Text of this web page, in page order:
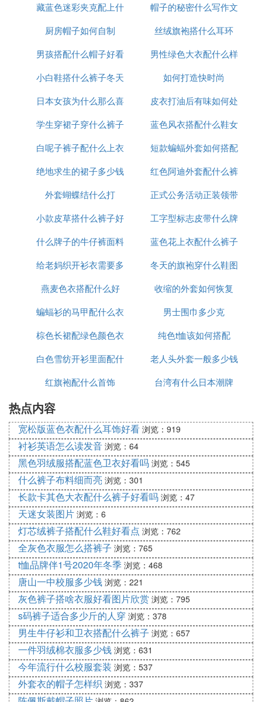
看吗
藏蓝色迷彩夹克配上什
么裤子
帽子的秘密什么写作文
厨房帽子如何自制
丝绒旗袍搭什么耳环
男孩搭配什么帽子好看
图片大全集
男性绿色大衣配什么样
的裤子
小白鞋搭什么裤子冬天
如何打造快时尚
日本女孩为什么那么喜
欢穿裙子
皮衣打油后有味如何处
理
学生穿裙子穿什么裤子
好看
蓝色风衣搭配什么鞋女
白呢子裤子配什么上衣
好看
短款蝙蝠外套如何搭配
绝地求生的裙子多少钱
红色阿迪外套配什么裤
子图片
外套蝴蝶结什么打
正式公务活动正装领带
的颜色
小款皮草搭什么裤子好
看图片欣赏
工字型标志皮带什么牌
子
什么牌子的牛仔裤面料
好
蓝色花上衣配什么裤子
图片
给老妈织开衫衣需要多
少线
冬天的旗袍穿什么鞋图
片欣赏
燕麦色衣搭配什么好
收缩的外套如何恢复
蝙蝠衫的马甲配什么衣
服好看
男士围巾多少克
棕色长裙配绿色颜色衣
纯色t恤该如何搭配
白色雪纺开衫里面配什
么裤子
老人头外套一般多少钱
红旗袍配什么首饰
台湾有什么日本潮牌
热点内容
宽松版蓝色衣配什么耳饰好看 浏览：919
衬衫英语怎么读发音 浏览：64
黑色羽绒服搭配蓝色卫衣好看吗 浏览：545
什么裤子布料细而亮 浏览：301
长款卡其色大衣配什么裤子好看吗 浏览：47
天迷女装图片 浏览：6
灯芯绒裤子搭配什么鞋好看点 浏览：762
全灰色衣服怎么搭裤子 浏览：765
t恤品牌伴1号2020年冬季 浏览：468
唐山一中校服多少钱 浏览：221
灰色裤子搭啥衣服好看图片欣赏 浏览：795
s码裤子适合多少斤的人穿 浏览：378
男生牛仔衫和卫衣搭配什么裤子 浏览：657
一件羽绒棉衣服多少钱 浏览：631
今年流行什么校服套装 浏览：537
外套衣的帽子怎样织 浏览：337